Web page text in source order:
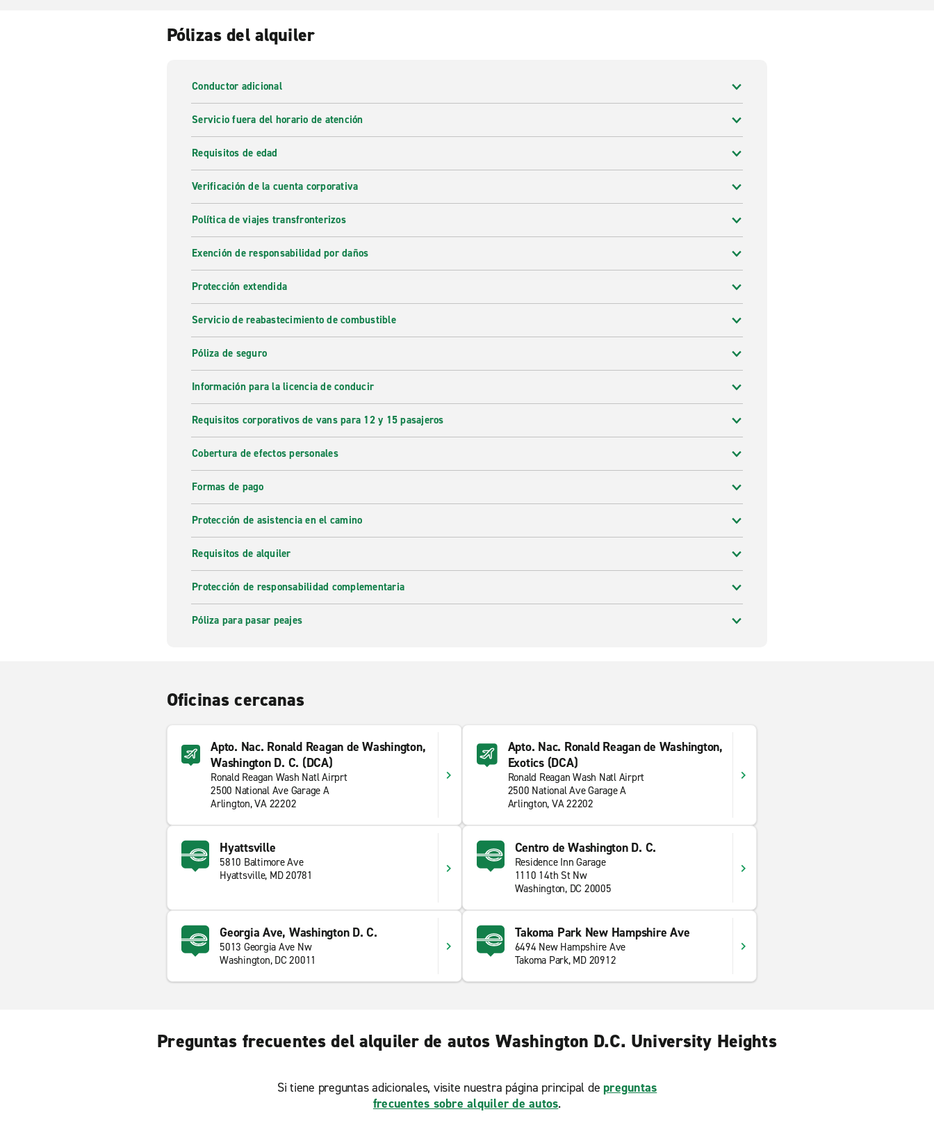
Pólizas del alquiler
Conductor adicional
Servicio fuera del horario de atención
Requisitos de edad
Verificación de la cuenta corporativa
Política de viajes transfronterizos
Exención de responsabilidad por daños
Protección extendida
Servicio de reabastecimiento de combustible
Póliza de seguro
Información para la licencia de conducir
Requisitos corporativos de vans para 12 y 15 pasajeros
Cobertura de efectos personales
Formas de pago
Protección de asistencia en el camino
Requisitos de alquiler
Protección de responsabilidad complementaria
Póliza para pasar peajes
Oficinas cercanas
Apto. Nac. Ronald Reagan de Washington,
Washington D. C. (DCA)
Ronald Reagan Wash Natl Airprt
2500 National Ave Garage A
Arlington, VA 22202
Apto. Nac. Ronald Reagan de Washington,
Exotics (DCA)
Ronald Reagan Wash Natl Airprt
2500 National Ave Garage A
Arlington, VA 22202
Hyattsville
5810 Baltimore Ave
Hyattsville, MD 20781
Centro de Washington D. C.
Residence Inn Garage
1110 14th St Nw
Washington, DC 20005
Georgia Ave, Washington D. C.
5013 Georgia Ave Nw
Washington, DC 20011
Takoma Park New Hampshire Ave
6494 New Hampshire Ave
Takoma Park, MD 20912
Preguntas frecuentes del alquiler de autos Washington D.C. University Heights
Si tiene preguntas adicionales, visite nuestra página principal de preguntas
frecuentes sobre alquiler de autos.